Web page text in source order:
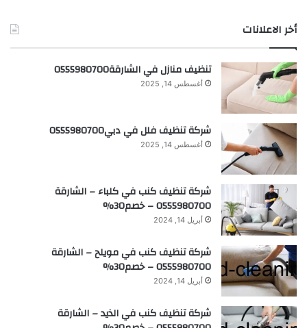
أخر الاعلانات
تنظيف منازل في الشارقة0555980700
أغسطس 14, 2025
شركة تنظيف فلل في دبي0555980700
أغسطس 14, 2025
شركة تنظيف كنب في كلباء – الشارقة
0555980700 – خصم30%
أبريل 14, 2024
شركة تنظيف كنب في مويلح – الشارقة
0555980700 – خصم30%
أبريل 14, 2024
شركة تنظيف كنب في الذيد – الشارقة